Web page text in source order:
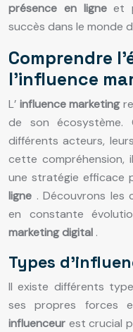
présence en ligneet
succès dans le monde
Comprendre
l’influence
L’ influence marketing
de son écosystème.
différents acteurs,
cette
une stratégie efficace
ligne . Découvrons les
en constante
marketing digital .
Types
Il existe différents
ses propres forces
influenceur est crucial